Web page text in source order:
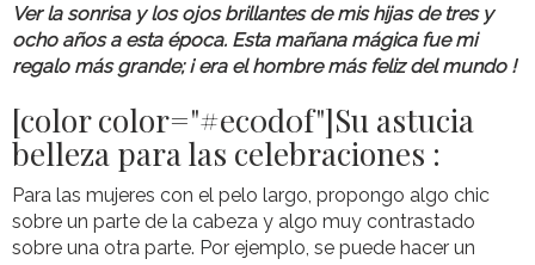
Ver la sonrisa y los ojos brillantes de mis hijas de tres y
ocho años a esta época. Esta mañana mágica fue mi
regalo más grande; ¡ era el hombre más feliz del mundo !
[color color="#ec0d0f"]Su astucia
belleza para las celebraciones :
Para las mujeres con el pelo largo, propongo algo chic
sobre un parte de la cabeza y algo muy contrastado
sobre una otra parte. Por ejemplo, se puede hacer un